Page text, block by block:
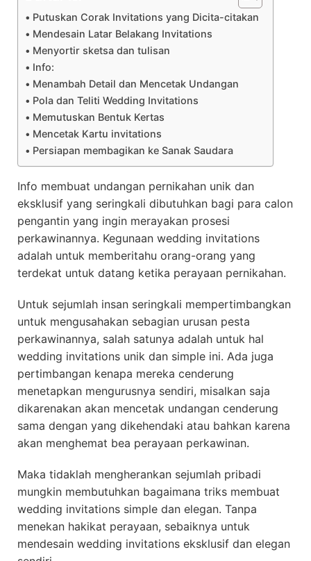
Putuskan Corak Invitations yang Dicita-citakan
Mendesain Latar Belakang Invitations
Menyortir sketsa dan tulisan
Info:
Menambah Detail dan Mencetak Undangan
Pola dan Teliti Wedding Invitations
Memutuskan Bentuk Kertas
Mencetak Kartu invitations
Persiapan membagikan ke Sanak Saudara
Info membuat undangan pernikahan unik dan
eksklusif yang seringkali dibutuhkan bagi para calon
pengantin yang ingin merayakan prosesi
perkawinannya. Kegunaan wedding invitations
adalah untuk memberitahu orang-orang yang
terdekat untuk datang ketika perayaan pernikahan.
Untuk sejumlah insan seringkali mempertimbangkan
untuk mengusahakan sebagian urusan pesta
perkawinannya, salah satunya adalah untuk hal
wedding invitations unik dan simple ini. Ada juga
pertimbangan kenapa mereka cenderung
menetapkan mengurusnya sendiri, misalkan saja
dikarenakan akan mencetak undangan cenderung
sama dengan yang dikehendaki atau bahkan karena
akan menghemat bea perayaan perkawinan.
Maka tidaklah mengherankan sejumlah pribadi
mungkin membutuhkan bagaimana triks membuat
wedding invitations simple dan elegan. Tanpa
menekan hakikat perayaan, sebaiknya untuk
mendesain wedding invitations eksklusif dan elegan